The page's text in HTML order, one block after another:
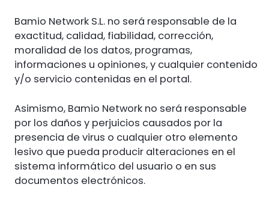
Bamio Network S.L. no será responsable de la
exactitud, calidad, fiabilidad, corrección,
moralidad de los datos, programas,
informaciones u opiniones, y cualquier contenido
y/o servicio contenidas en el portal.
Asimismo, Bamio Network no será responsable
por los daños y perjuicios causados por la
presencia de virus o cualquier otro elemento
lesivo que pueda producir alteraciones en el
sistema informático del usuario o en sus
documentos electrónicos.